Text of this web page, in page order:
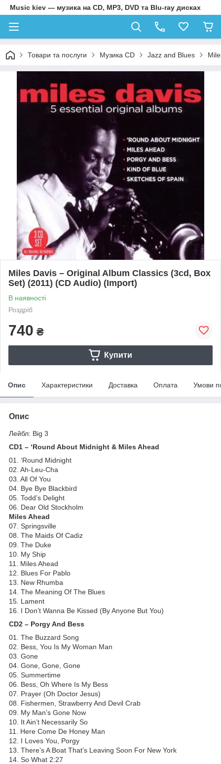
Music kiev — музика на CD, MP3, DVD та Blu-ray дисках
Товари та послуги Музика CD Jazz and Blues
Miles Davis – Original Album Classics (3cd, Box
Set) (2011) (CD Audio) (Import)
В наявності
Роздріб
740 ₴
Купити
Опис Характеристики Доставка Оплата Умови
Опис
Лейбл: Big 3
CD1 – ‘Round About Midnight & Miles Ahead
01. ‘Round Midnight
02. Ah-Leu-Cha
03. All Of You
04. Bye Bye Blackbird
05. Todd’s Delight
06. Dear Old Stockholm
Miles Ahead
07. Springsville
08. The Maids Of Cadiz
09. The Duke
10. My Ship
11. Miles Ahead
12. Blues For Pablo
13. New Rhumba
14. The Meaning Of The Blues
15. Lament
16. I Don’t Wanna Be Kissed (By Anyone But You)
CD2 – Porgy And Bess
01. The Buzzard Song
02. Bess, You Is My Woman Man
03. Gone
04. Gone, Gone, Gone
05. Summertime
06. Bess, Oh Where Is My Bess
07. Prayer (Oh Doctor Jesus)
08. Fishermen, Strawberry And Devil Crab
09. My Man’s Gone Now
10. It Ain’t Necessarily So
11. Here Come De Honey Man
12. I Loves You, Porgy
13. There’s A Boat That’s Leaving Soon For New York
14. So What 2:27